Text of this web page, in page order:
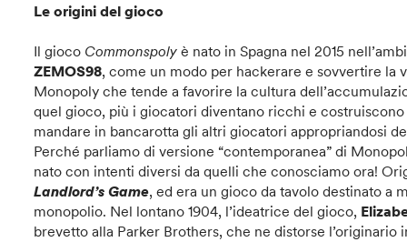
Le origini del gioco
Il gioco Commonspoly è nato in Spagna nel 2015
ZEMOS98, come un modo per hackerare e sovvertire la
Monopoly che tende a favorire la cultura
quel gioco, più i giocatori diventano ricchi e
mandare in bancarotta gli altri giocatori appropriandosi
Perché parliamo di versione “contemporanea” di
nato con intenti diversi da quelli che conosciamo ora!
Landlord’s Game, ed era un gioco da tavolo destinato a
monopolio. Nel lontano 1904, l’ideatrice del gioco,
brevetto alla Parker Brothers, che ne distorse